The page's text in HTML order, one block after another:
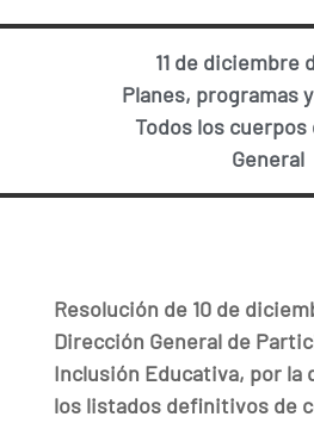
11 de diciembre
Planes, programas
Todos los
General
Resolución de 10 de
Dirección General de
Inclusión Educativa, por la
los listados definitivos de